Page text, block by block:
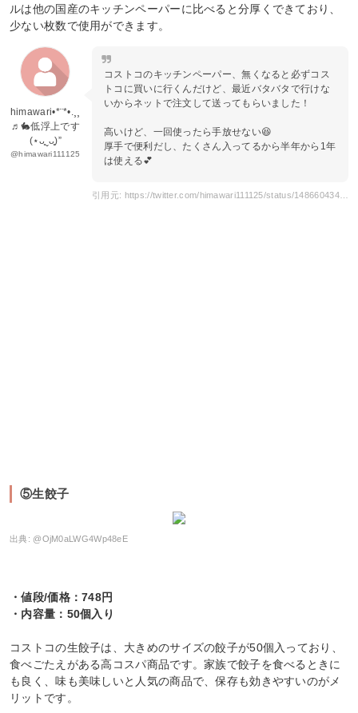
ルは他の国産のキッチンペーパーに比べると分厚くできており、
少ない枚数で使用ができます。
himawari•*¨*•.¸¸
♬︎🐇低浮上です
(⋆ᴗ͈ˬᴗ͈)”
@himawari111125
コストコのキッチンペーパー、無くなると必ずコス
トコに買いに行くんだけど、最近バタバタで行けな
いからネットで注文して送ってもらいました！
高いけど、一回使ったら手放せない😆
厚手で便利だし、たくさん入ってるから半年から1年
は使える💕
引用元: https://twitter.com/himawari111125/status/1486604344333979650
⑤生餃子
出典: @OjM0aLWG4Wp48eE
・値段/価格：748円
・内容量：50個入り
コストコの生餃子は、大きめのサイズの餃子が50個入っており、
食べごたえがある高コスパ商品です。家族で餃子を食べるときに
も良く、味も美味しいと人気の商品で、保存も効きやすいのがメ
リットです。